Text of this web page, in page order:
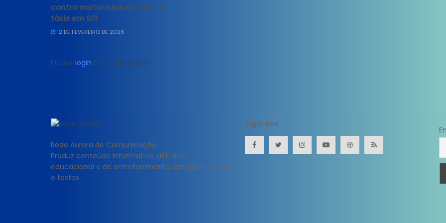
contra motoristas de vans e
táxis em SFI
12 DE FEVEREIRO DE 2026
Please login to join discussion
Rede Aurora de Comunicação
Produz conteúdo informativo, utilitário,
educacional e de entretenimento; em áudio, vídeo
e textos.
Siga-nos